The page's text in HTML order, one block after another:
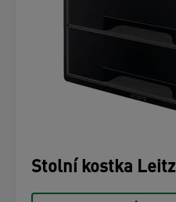
Stolní kostka Leitz